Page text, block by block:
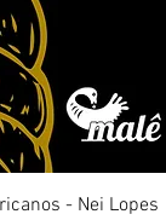
- Nei Lopes